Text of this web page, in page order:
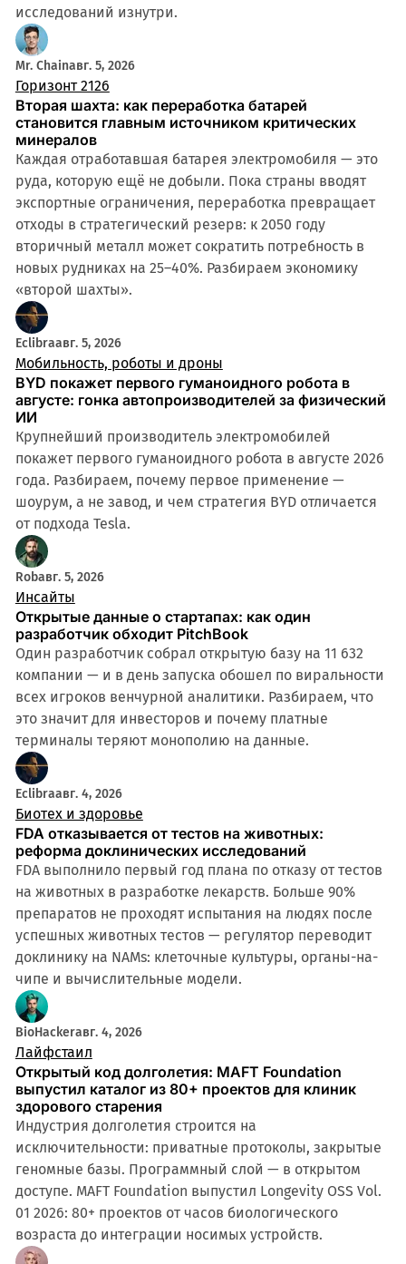
исследований изнутри.
Mr. Chainавг. 5, 2026
Горизонт 2126
Вторая шахта: как переработка батарей
становится главным источником критических
минералов
Каждая отработавшая батарея электромобиля — это
руда, которую ещё не добыли. Пока страны вводят
экспортные ограничения, переработка превращает
отходы в стратегический резерв: к 2050 году
вторичный металл может сократить потребность в
новых рудниках на 25–40%. Разбираем экономику
«второй шахты».
Eclibraавг. 5, 2026
Мобильность, роботы и дроны
BYD покажет первого гуманоидного робота в
августе: гонка автопроизводителей за физический
ИИ
Крупнейший производитель электромобилей
покажет первого гуманоидного робота в августе 2026
года. Разбираем, почему первое применение —
шоурум, а не завод, и чем стратегия BYD отличается
от подхода Tesla.
Robавг. 5, 2026
Инсайты
Открытые данные о стартапах: как один
разработчик обходит PitchBook
Один разработчик собрал открытую базу на 11 632
компании — и в день запуска обошел по виральности
всех игроков венчурной аналитики. Разбираем, что
это значит для инвесторов и почему платные
терминалы теряют монополию на данные.
Eclibraавг. 4, 2026
Биотех и здоровье
FDA отказывается от тестов на животных:
реформа доклинических исследований
FDA выполнило первый год плана по отказу от тестов
на животных в разработке лекарств. Больше 90%
препаратов не проходят испытания на людях после
успешных животных тестов — регулятор переводит
доклинику на NAMs: клеточные культуры, органы-на-
чипе и вычислительные модели.
BioHackerавг. 4, 2026
Лайфстаил
Открытый код долголетия: MAFT Foundation
выпустил каталог из 80+ проектов для клиник
здорового старения
Индустрия долголетия строится на
исключительности: приватные протоколы, закрытые
геномные базы. Программный слой — в открытом
доступе. MAFT Foundation выпустил Longevity OSS Vol.
01 2026: 80+ проектов от часов биологического
возраста до интеграции носимых устройств.